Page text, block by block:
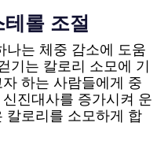
롤 조절
나는 체중 감소에 도움
기는 칼로리 소모에 기
하는 사람들에게 중
진대사를 증가시켜 운
칼로리를 소모하게 합